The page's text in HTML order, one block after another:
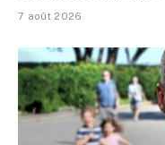
7 août 2026